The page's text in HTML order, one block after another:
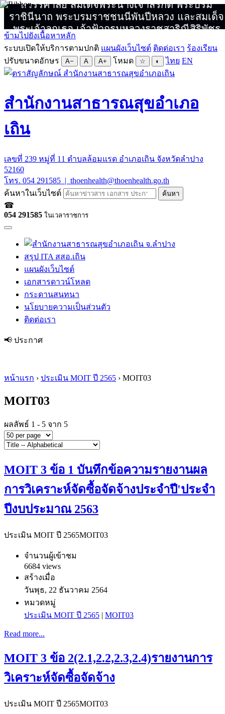
สวรรคาลัย สมเด็จพระนางเจ้าสิริกิติ์ พระบรม
ราชินีนาถ พระบรมราชชนนีพันปีหลวง และสมเด็จ
พระเจ้าลูกเธอ เจ้าฟ้ากรมหลวงราชสาริณีสิริพัชร
มหาวัชรราชธิดา
ข้ามไปยังเนื้อหาหลัก
ระบบเปิดให้บริการตามปกติ แผนผังเว็บไซต์ ติดต่อเรา ร้องเรียน
ปรับขนาดอักษร
A− A A+ โหมด ☆ ◐ ไทย EN
สำนักงานสาธารณสุขอำเภอ
เถิน
เลขที่ 239 หมู่ที่ 11 ตำบลล้อมแรด อำเภอเถิน จังหวัดลำปาง
52160
โทร. 054 291585 | thoenhealth@thoenhealth.go.th
ค้นหาในเว็บไซต์
ค้นหา
☎
054 291585 ในเวลาราชการ
สรุป ITA สสอ.เถิน
แผนผังเว็บไซต์
เอกสารดาวน์โหลด
กระดานสนทนา
นโยบายความเป็นส่วนตัว
ติดต่อเรา
📢 ประกาศ
หน้าแรก › ประเมิน MOIT ปี 2565 › MOIT03
MOIT03
ผลลัพธ์ 1 - 5 จาก 5
MOIT 3 ข้อ 1 บันทึกข้อความรายงานผล
การวิเคราะห์จัดซื้อจัดจ้างประจำปี'ประจำ
ปีงบประมาณ 2563
ประเมิน MOIT ปี 2565MOIT03
จำนวนผู้เข้าชม
6684 views
สร้างเมื่อ
วันพุธ, 22 ธันวาคม 2564
หมวดหมู่
ประเมิน MOIT ปี 2565 | MOIT03
Read more...
MOIT 3 ข้อ 2(2.1,2.2,2.3,2.4)รายงานการ
วิเคราะห์จัดซื้อจัดจ้าง
ประเมิน MOIT ปี 2565MOIT03